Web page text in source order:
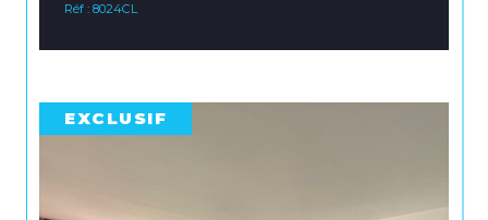
Réf : 8024CL
EXCLUSIF